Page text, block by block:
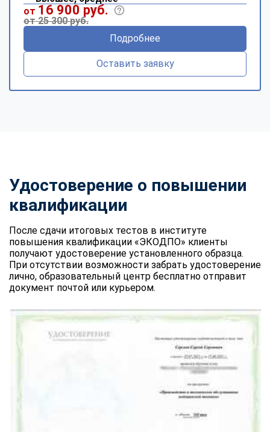
от 16 900 руб.
от 25 300 руб.
Подробнее
Оставить заявку
Удостоверение о повышении
квалификации
После сдачи итоговых тестов в институте
повышения квалификации «ЭКОДПО» клиенты
получают удостоверение установленного образца.
При отсутствии возможности забрать удостоверение
лично, образовательный центр бесплатно отправит
документ почтой или курьером.